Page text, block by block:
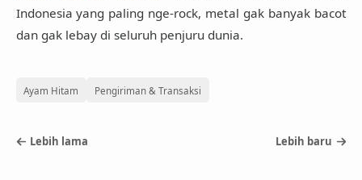
Indonesia yang paling nge-rock, metal gak banyak bacot
dan gak lebay di seluruh penjuru dunia.
Ayam Hitam Pengiriman & Transaksi
Lebih lama Lebih baru